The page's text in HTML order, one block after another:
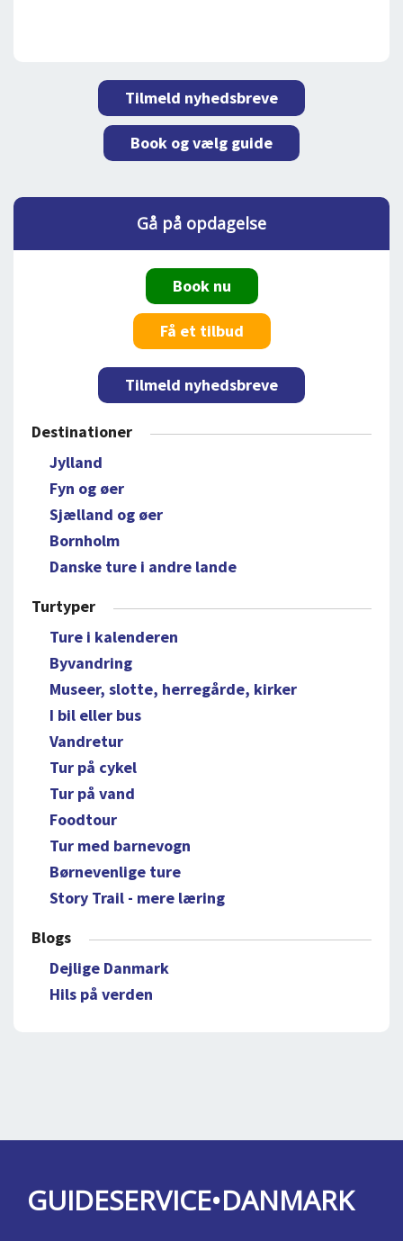
Tilmeld nyhedsbreve
Book og vælg guide
Gå på opdagelse
Book nu
Få et tilbud
Tilmeld nyhedsbreve
Destinationer
Jylland
Fyn og øer
Sjælland og øer
Bornholm
Danske ture i andre lande
Turtyper
Ture i kalenderen
Byvandring
Museer, slotte, herregårde, kirker
I bil eller bus
Vandretur
Tur på cykel
Tur på vand
Foodtour
Tur med barnevogn
Børnevenlige ture
Story Trail - mere læring
Blogs
Dejlige Danmark
Hils på verden
GUIDESERVICE•DANMARK